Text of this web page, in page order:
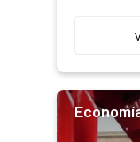
salto